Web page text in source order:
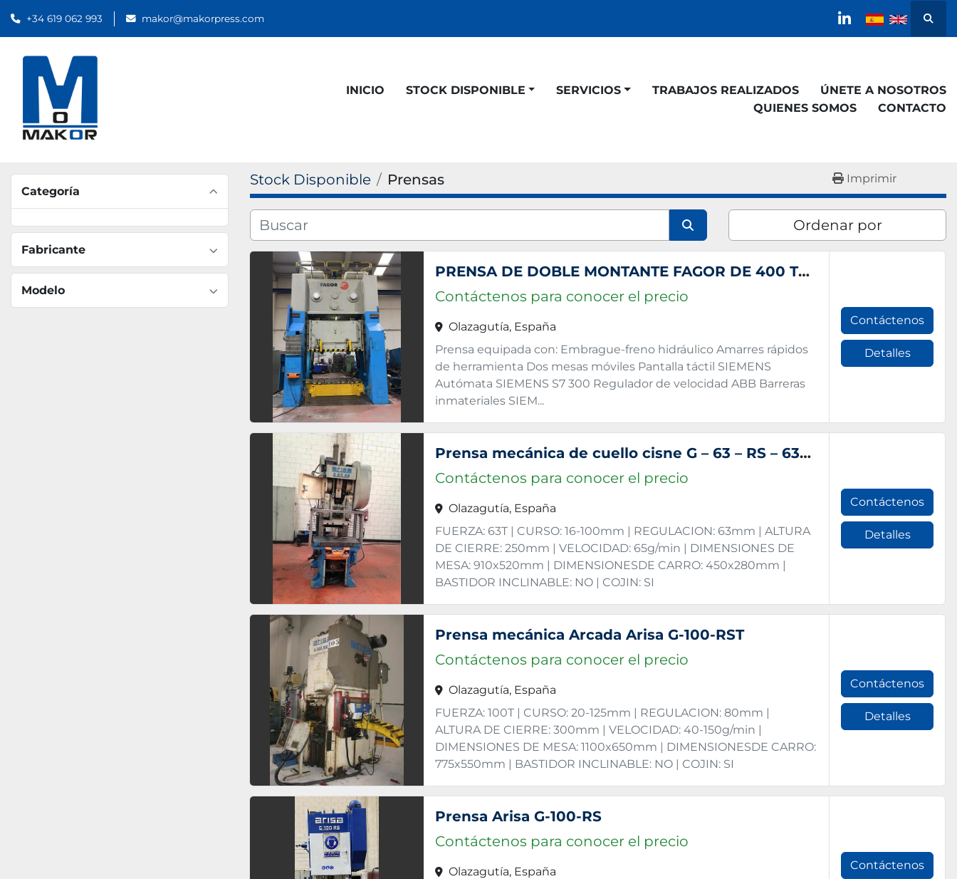
+34 619 062 993 makor@makorpress.com
linkedin
INICIO
STOCK DISPONIBLE
QUIENES SOMOS
SERVICIOS TRABAJOS REALIZADOS
ÚNETE A NOSOTROS
CONTACTO
Categoría
Fabricante
Modelo
Stock Disponible Prensas Imprimir
Ordenar por
PRENSA DE DOBLE MONTANTE FAGOR DE 400 TM (2 Unidades disponibles)
Contáctenos para conocer el precio
Olazagutía, España
Prensa equipada con: Embrague-freno hidráulico Amarres rápidos
de herramienta Dos mesas móviles Pantalla táctil SIEMENS
Autómata SIEMENS S7 300 Regulador de velocidad ABB Barreras
inmateriales SIEM...
Contáctenos
Detalles
Prensa mecánica de cuello cisne G – 63 – RS – 63TM
Contáctenos para conocer el precio
Olazagutía, España
FUERZA: 63T | CURSO: 16-100mm | REGULACION: 63mm | ALTURA
DE CIERRE: 250mm | VELOCIDAD: 65g/min | DIMENSIONES DE
MESA: 910x520mm | DIMENSIONESDE CARRO: 450x280mm |
BASTIDOR INCLINABLE: NO | COJIN: SI
Contáctenos
Detalles
Prensa mecánica Arcada Arisa G-100-RST
Contáctenos para conocer el precio
Olazagutía, España
FUERZA: 100T | CURSO: 20-125mm | REGULACION: 80mm |
ALTURA DE CIERRE: 300mm | VELOCIDAD: 40-150g/min |
DIMENSIONES DE MESA: 1100x650mm | DIMENSIONESDE CARRO:
775x550mm | BASTIDOR INCLINABLE: NO | COJIN: SI
Contáctenos
Detalles
Prensa Arisa G-100-RS
Contáctenos para conocer el precio
Olazagutía, España
Contáctenos